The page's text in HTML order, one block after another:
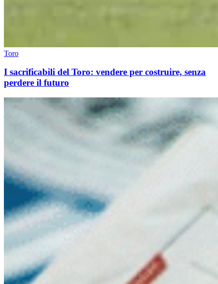
Toro
I sacrificabili del Toro: vendere per costruire, senza
perdere il futuro